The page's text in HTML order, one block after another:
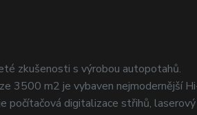
zkušenosti s výrobou autopotahů.
3500 m2 je vybaven nejmodernější
počítačová digitalizace střihů, laserový